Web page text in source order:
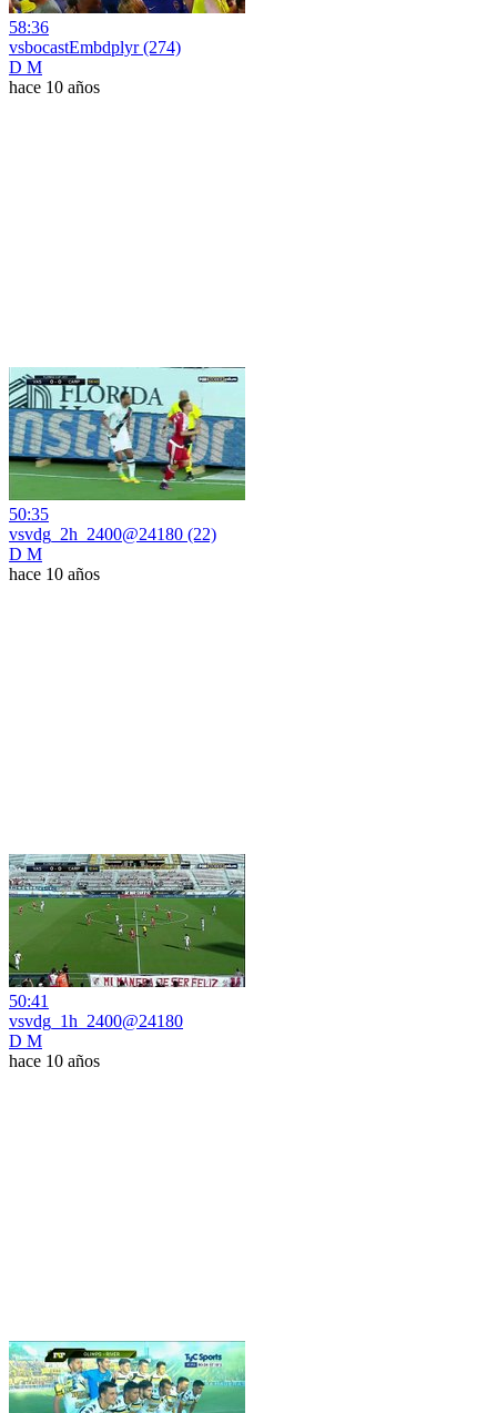
58:36
vsbocastEmbdplyr (274)
D M
hace 10 años
50:35
vsvdg_2h_2400@24180 (22)
D M
hace 10 años
50:41
vsvdg_1h_2400@24180
D M
hace 10 años